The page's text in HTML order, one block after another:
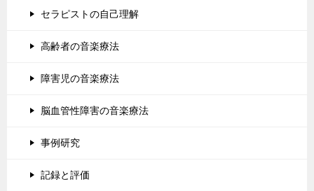
セラピストの自己理解
高齢者の音楽療法
障害児の音楽療法
脳血管性障害の音楽療法
事例研究
記録と評価